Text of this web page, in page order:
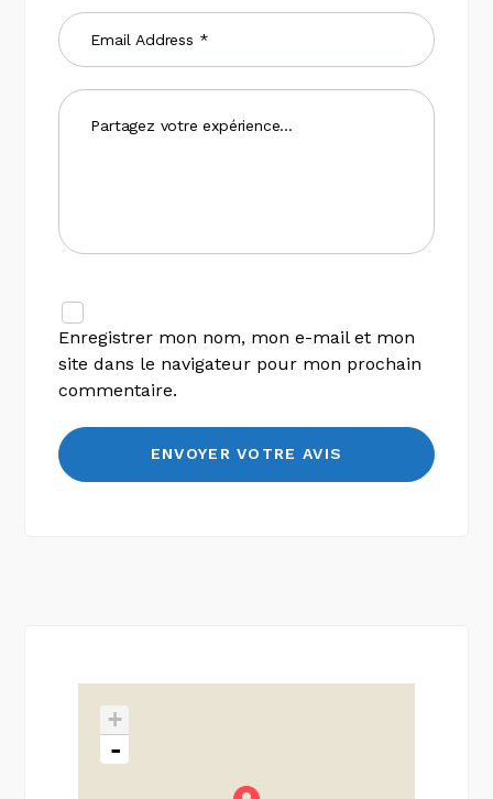
Enregistrer mon nom, mon e-mail et mon
site dans le navigateur pour mon prochain
commentaire.
+
-